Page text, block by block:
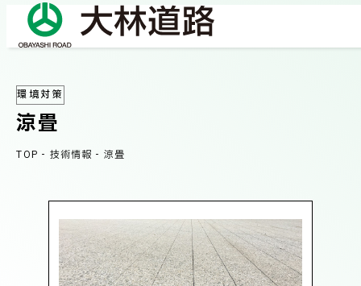
COMPANY
会社情報
社長メッセージ/企業理念
業績情報
事業紹介
OUR WORKS
環境対策
涼畳
TOP - 技術情報 - 涼畳